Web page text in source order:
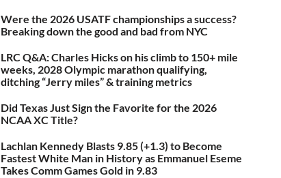
Were the 2026 USATF championships a success?
Breaking down the good and bad from NYC
LRC Q&A: Charles Hicks on his climb to 150+ mile
weeks, 2028 Olympic marathon qualifying,
ditching “Jerry miles” & training metrics
Did Texas Just Sign the Favorite for the 2026
NCAA XC Title?
Lachlan Kennedy Blasts 9.85 (+1.3) to Become
Fastest White Man in History as Emmanuel Eseme
Takes Comm Games Gold in 9.83